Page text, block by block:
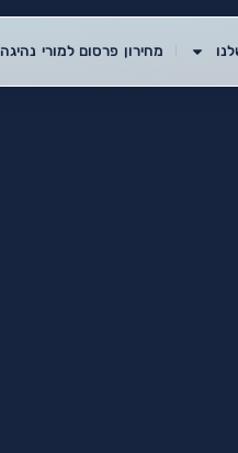
מחירון פרסום למורי נהיגה